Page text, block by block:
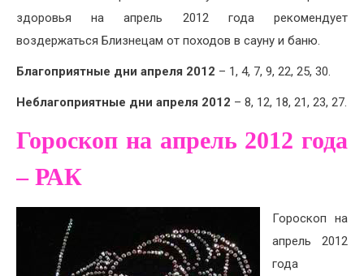
здоровья на апрель 2012 года рекомендует
воздержаться Близнецам от походов в сауну и баню.
Благоприятные дни апреля 2012 – 1, 4, 7, 9, 22, 25, 30.
Неблагоприятные дни апреля 2012 – 8, 12, 18, 21, 23, 27.
Гороскоп на апрель 2012 года
– РАК
Гороскоп на
апрель 2012
года